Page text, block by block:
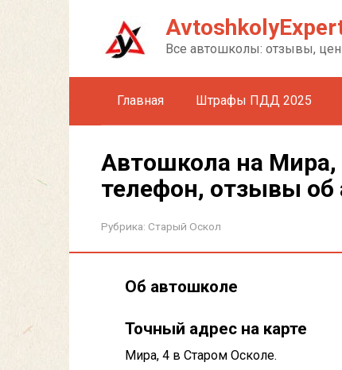
Все автошколы: отзывы,
Главная Штрафы ПДД 2025
Автошкола на
телефон, отзывы об
Рубрика: Старый Оскол
Об автошколе
Точный адрес на карте
Мира, 4 в Старом Осколе.